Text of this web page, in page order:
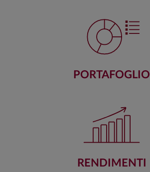
PORTAFOGLIO
RENDIMENTI